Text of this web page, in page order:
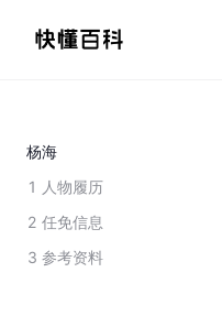
杨海
1 人物履历
2 任免信息
3 参考资料